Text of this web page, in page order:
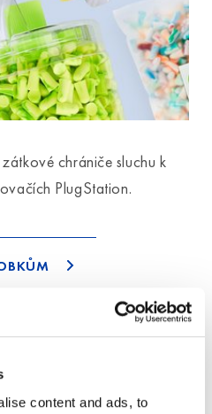
content and ads, to
chrániče sluchu k
PlugStation.